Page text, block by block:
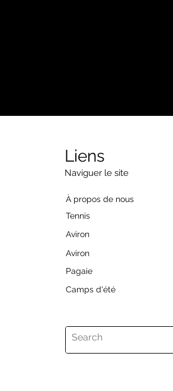
Liens
Naviguer le site
À propos de nous
Tennis
Aviron
Aviron
Pagaie
Camps d'été